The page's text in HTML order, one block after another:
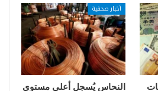
أخبار صحفية
النحاس يُسجل أعلى مستوى